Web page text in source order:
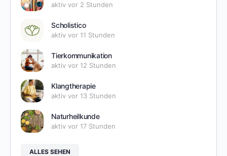
aktiv vor 2 Stunden
Scholistico
aktiv vor 11 Stunden
Tierkommunikation
aktiv vor 12 Stunden
Klangtherapie
aktiv vor 13 Stunden
Naturheilkunde
aktiv vor 17 Stunden
ALLES SEHEN